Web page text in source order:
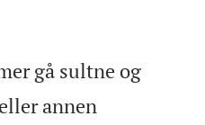
gå sultne og
annen